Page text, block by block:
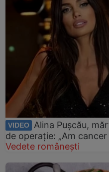
VIDEO
Alina Pușcău,
de operație: „Am
Vedete românești